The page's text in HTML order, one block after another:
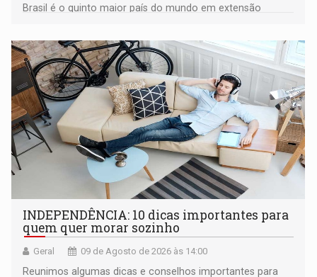
Brasil é o quinto maior país do mundo em extensão
INDEPENDÊNCIA: 10 dicas importantes para
quem quer morar sozinho
Geral 09 de Agosto de 2026 às 14:00
Reunimos algumas dicas e conselhos importantes para